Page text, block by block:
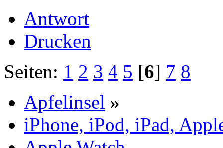
Antwort
Drucken
Seiten: 1 2 3 4 5 [6] 7 8
Apfelinsel »
iPhone, iPod, iPad,